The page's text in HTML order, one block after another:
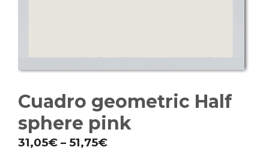
Cuadro geometric Half
sphere pink
31,05€ – 51,75€